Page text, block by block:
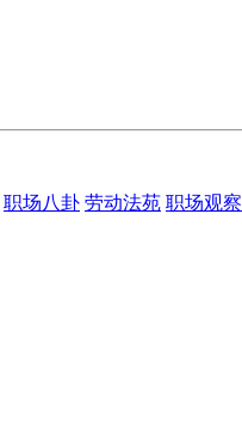
职场八卦 劳动法苑 职场观察